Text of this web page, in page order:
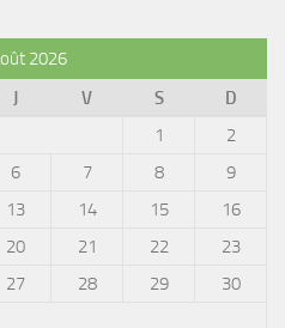
2026
J V S
D
1
2
6 7 8
9
13 14 15
16
20 21 22
23
27 28 29
30